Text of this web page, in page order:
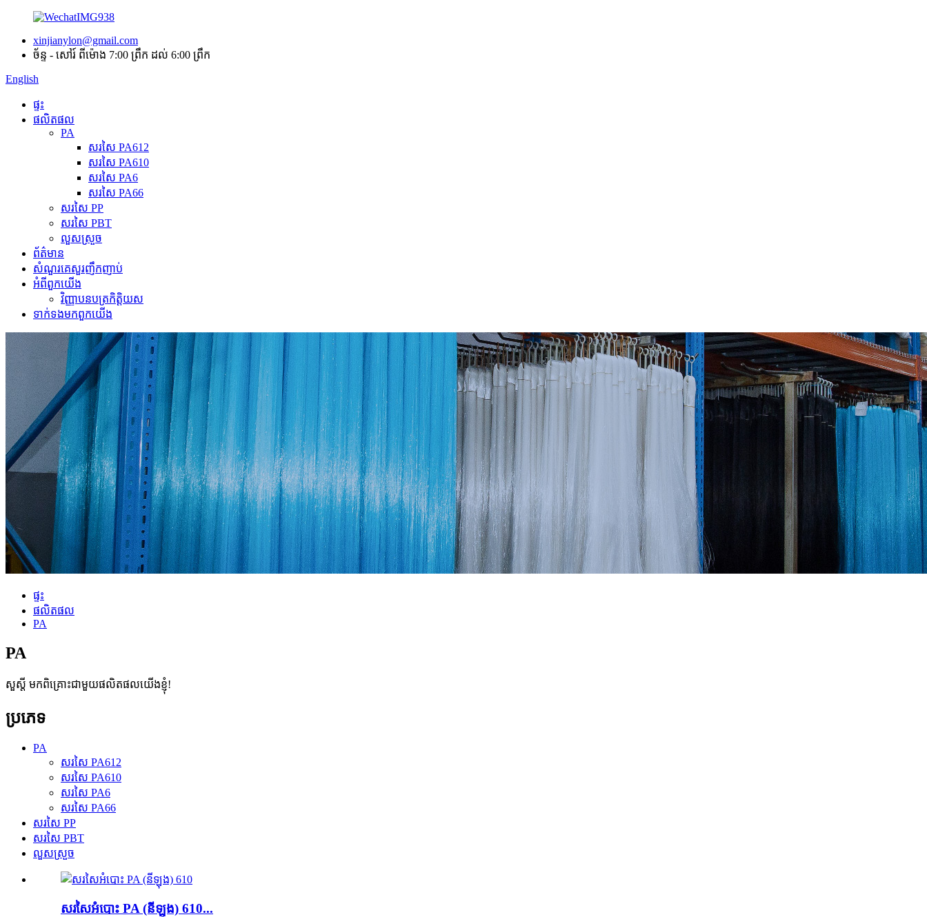
xinjianylon@gmail.com
ច័ន្ទ - សៅរ៍ ពីម៉ោង 7:00 ព្រឹក ដល់ 6:00 ព្រឹក
English
ផ្ទះ
ផលិតផល
PA
សរសៃ PA612
សរសៃ PA610
សរសៃ PA6
សរសៃ PA66
សរសៃ PP
សរសៃ PBT
លួសស្រួច
ព័ត៌មាន
សំណួរគេសួរញឹកញាប់
អំពី​ពួក​យើង
វិញ្ញាបនបត្រកិត្តិយស
ទាក់ទង​មក​ពួក​យើង
ផ្ទះ
ផលិតផល
PA
PA
សួស្តី មកពិគ្រោះជាមួយផលិតផលយើងខ្ញុំ!
ប្រភេទ
PA
សរសៃ PA612
សរសៃ PA610
សរសៃ PA6
សរសៃ PA66
សរសៃ PP
សរសៃ PBT
លួសស្រួច
សរសៃអំបោះ PA (នីឡុង) 610...